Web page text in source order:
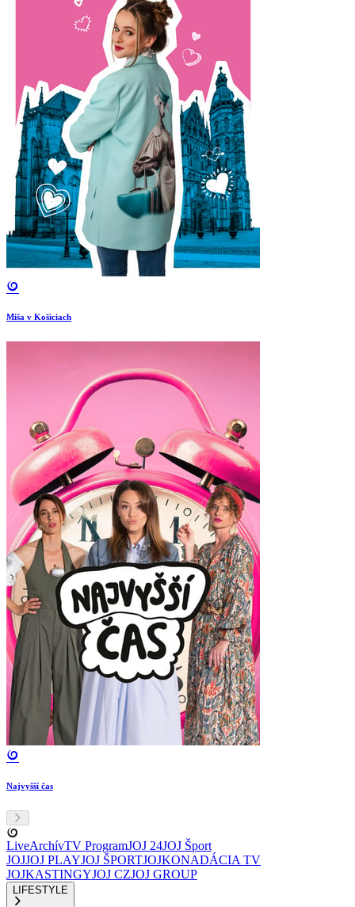
Miša v Košiciach
Najvyšší čas
LiveArchívTV ProgramJOJ 24JOJ Šport
JOJJOJ PLAYJOJ ŠPORTJOJKONADÁCIA TV
JOJKASTINGYJOJ CZJOJ GROUP
LIFESTYLE